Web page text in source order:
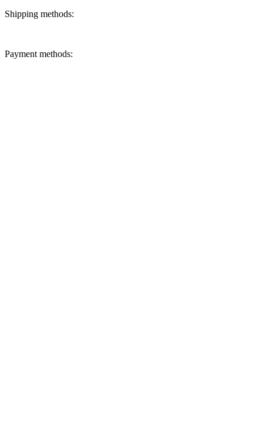
Shipping methods:
Payment methods: